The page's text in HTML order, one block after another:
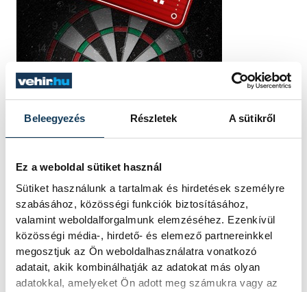
Beleegyezés Részletek A sütikről
Ez a weboldal sütiket használ
Sütiket használunk a tartalmak és hirdetések személyre
szabásához, közösségi funkciók biztosításához,
valamint weboldalforgalmunk elemzéséhez. Ezenkívül
közösségi média-, hirdető- és elemező partnereinkkel
megosztjuk az Ön weboldalhasználatra vonatkozó
adatait, akik kombinálhatják az adatokat más olyan
adatokkal, amelyeket Ön adott meg számukra vagy az